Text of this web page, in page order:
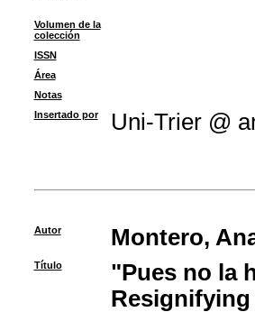
Volumen de la
colección
ISSN
Área
Notas
Insertado por
Uni-Trier @
Autor Montero,
Título
"Pues no la